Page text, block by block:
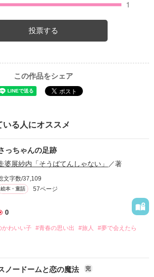
投票する
この作品をシェア
いる人にオススメ
っちゃんの足跡
婆展紗内「そうばてんしゃない」 ／著
文字数/37,109
絵本・童話 57ページ
0
かわいい子 #青春の思い出 #旅人 #夢で会えたら
ノードームと恋の魔法 完